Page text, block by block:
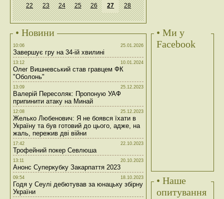
22 23 24 25 26 27 28
• Новини
10:06 25.01.2026
Завершує гру на 34-ій хвилині
13:12 10.01.2024
Олег Вишневський став гравцем ФК
"Оболонь"
13:09 25.12.2023
Валерій Пересоляк: Пропоную УАФ
припинити атаку на Минай
12:08 25.12.2023
Желько Любенович: Я не боявся їхати в
Україну та був готовий до цього, адже, на
жаль, пережив дві війни
17:42 22.10.2023
Трофейний покер Севлюша
13:11 20.10.2023
Анонс Суперкубку Закарпаття 2023
09:54 18.10.2023
Годя у Сеулі дебютував за юнацьку збірну
України
• Ми у
Facebook
• Наше
опитування